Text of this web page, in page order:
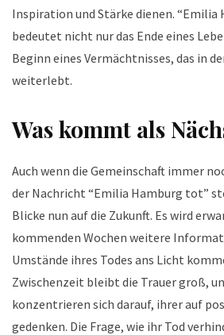
Inspiration und Stärke dienen. “Emilia
bedeutet nicht nur das Ende eines
Beginn eines Vermächtnisses, das in
weiterlebt.
Was kommt als
Auch wenn die Gemeinschaft immer
der Nachricht “Emilia Hamburg tot”
Blicke nun auf die Zukunft. Es wird
kommenden Wochen weitere
Umstände ihres Todes ans Licht
Zwischenzeit bleibt die Trauer groß,
konzentrieren sich darauf, ihrer auf
gedenken. Die Frage, wie ihr Tod